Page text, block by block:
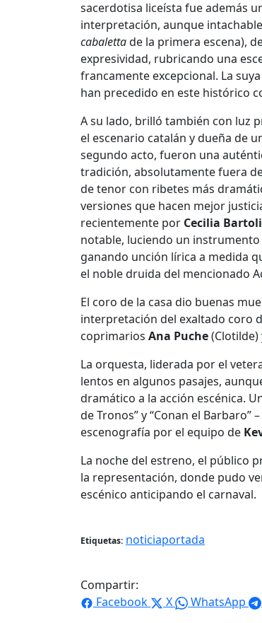
sacerdotisa liceísta fue además
interpretación, aunque
cabalettade la primera escena),
expresividad, rubricando una
francamente excepcional. La
han precedido en este histórico
A su lado, brilló también con luz
el escenario catalán y dueña de
segundo acto, fueron una
tradición, absolutamente fuera
de tenor con ribetes más
versiones que hacen mejor
recientemente por Cecilia Bartoli
notable, luciendo un
ganando unción lírica a medida
el noble druida del mencionado
El coro de la casa dio buenas
interpretación del exaltado coro
coprimarios Ana Puche(Clotilde)
La orquesta, liderada por el
lentos en algunos pasajes,
dramático a la acción escénica.
de Tronos” y “Conan el
escenografía por el equipo de
La noche del estreno, el público
la representación, donde pudo
escénico anticipando el carnaval.
Etiquetas: noticiaportada
Compartir:
Facebook
X WhatsApp